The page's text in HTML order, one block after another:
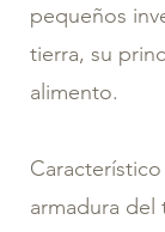
pequeños
tierra, su
alimento.
armadura del